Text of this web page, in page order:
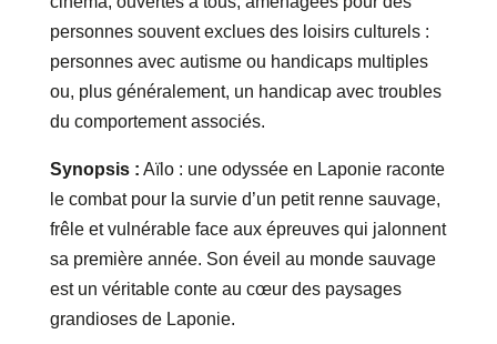
personnes souvent exclues des loisirs culturels :
personnes avec autisme ou handicaps multiples
ou, plus généralement, un handicap avec troubles
du comportement associés.
Synopsis : Aïlo : une odyssée en Laponie raconte
le combat pour la survie d’un petit renne sauvage,
frêle et vulnérable face aux épreuves qui jalonnent
sa première année. Son éveil au monde sauvage
est un véritable conte au cœur des paysages
grandioses de Laponie.